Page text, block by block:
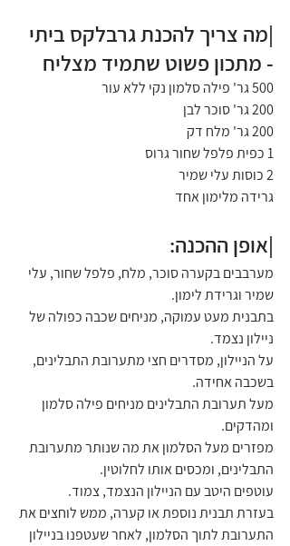
|מה צריך להכנת גרבלקס ביתי
- מתכון פשוט שתמיד מצליח
500 גר' פילה סלמון נקי ללא עור
200 גר' סוכר לבן
200 גר' מלח דק
1 כפית פלפל שחור גרוס
2 כוסות עלי שמיר
גרידה מלימון אחד
|אופן ההכנה:
מערבבים בקערה סוכר, מלח, פלפל שחור, עלי
שמיר וגרידת לימון.
בתבנית מעט עמוקה, מניחים שכבה כפולה של
ניילון נצמד.
על הניילון, מסדרים חצי מתערובת התבלינים,
בשכבה אחידה.
מעל תערובת התבלינים מניחים פילה סלמון
ומהדקים.
מפזרים מעל הסלמון את מה שנותר מתערובת
התבלינים, ומכסים אותו לחלוטין.
עוטפים היטב עם הניילון הנצמד, צמוד.
בעזרת תבנית נוספת או קערה, ממש לוחצים את
התערובת לתוך הסלמון, לאחר שעטפנו בניילון